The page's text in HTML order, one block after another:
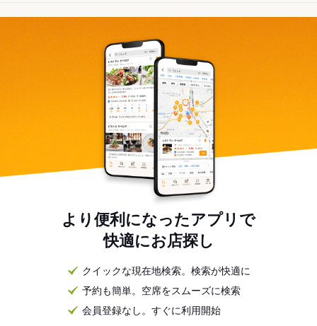
より便利になったアプリで
快適にお店探し
クイックな現在地検索。検索が快適に
予約も簡単。空席をスムーズに検索
会員登録なし。すぐに利用開始